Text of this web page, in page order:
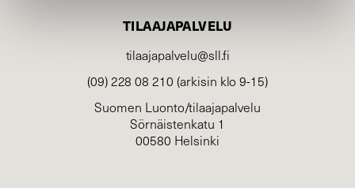
TILAAJAPALVELU
tilaajapalvelu@sll.fi
(09) 228 08 210 (arkisin klo 9-15)
Suomen Luonto/tilaajapalvelu
Sörnäistenkatu 1
00580 Helsinki